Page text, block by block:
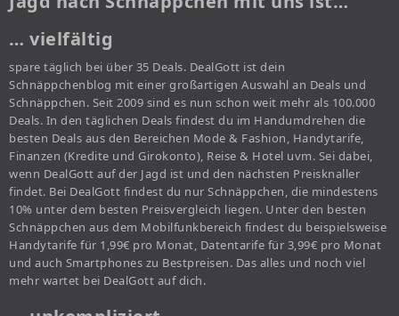
… vielfältig
spare täglich bei über 35 Deals. DealGott ist dein
Schnäppchenblog mit einer großartigen Auswahl an Deals und
Schnäppchen. Seit 2009 sind es nun schon weit mehr als 100.000
Deals. In den täglichen Deals findest du im Handumdrehen die
besten Deals aus den Bereichen Mode & Fashion, Handytarife,
Finanzen (Kredite und Girokonto), Reise & Hotel uvm. Sei dabei,
wenn DealGott auf der Jagd ist und den nächsten Preisknaller
findet. Bei DealGott findest du nur Schnäppchen, die mindestens
10% unter dem besten Preisvergleich liegen. Unter den besten
Schnäppchen aus dem Mobilfunkbereich findest du beispielsweise
Handytarife für 1,99€ pro Monat, Datentarife für 3,99€ pro Monat
und auch Smartphones zu Bestpreisen. Das alles und noch viel
mehr wartet bei DealGott auf dich.